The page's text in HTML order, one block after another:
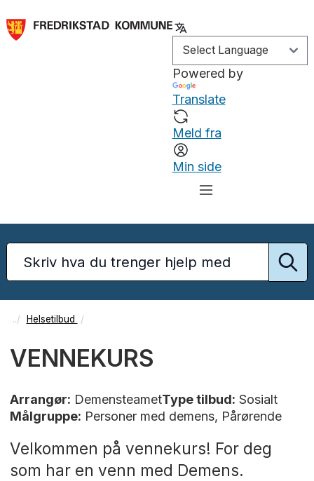
Powered by
Translate
Meld fra
Min side
Helsetilbud
VENNEKURS
Arrangør: DemensteametType tilbud: Sosialt
Målgruppe: Personer med demens, Pårørende
Velkommen på vennekurs! For deg
som har en venn med Demens.